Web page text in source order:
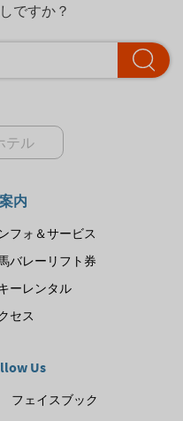
ですか？
テル
内
フォ＆サービス
バレーリフト券
ーレンタル
セス
Us
フェイスブック